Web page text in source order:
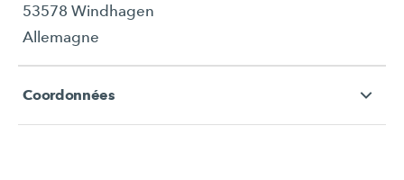
53578 Windhagen
Allemagne
Coordonnées